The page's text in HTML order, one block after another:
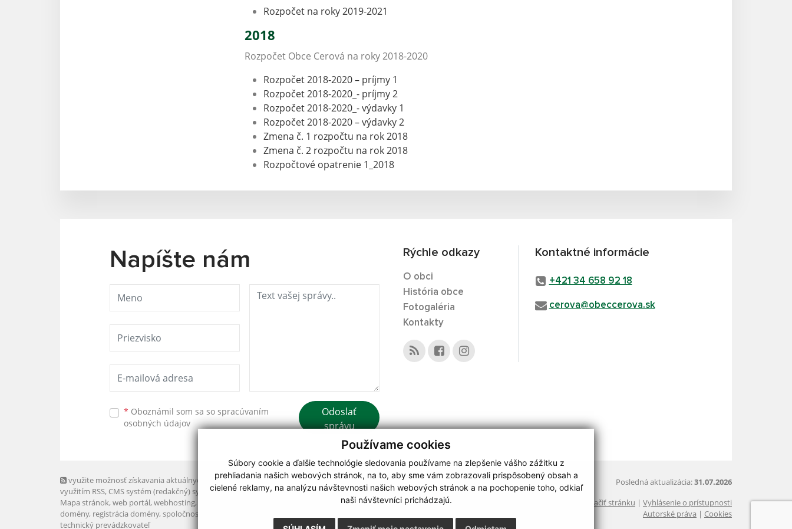
Používame cookies
Súbory cookie a ďalšie technológie sledovania používame na zlepšenie vášho zážitku z
prehliadania našich webových stránok, na to, aby sme vám zobrazovali prispôsobený obsah a
cielené reklamy, na analýzu návštevnosti našich webových stránok a na pochopenie toho, odkiaľ
naši návštevníci prichádzajú.
Rozpočet na roky 2019-2021
2018
Rozpočet Obce Cerová na roky 2018-2020
Rozpočet 2018-2020 – príjmy 1
Rozpočet 2018-2020_- príjmy 2
Rozpočet 2018-2020_- výdavky 1
Rozpočet 2018-2020 – výdavky 2
Zmena č. 1 rozpočtu na rok 2018
Zmena č. 2 rozpočtu na rok 2018
Rozpočtové opatrenie 1_2018
Napíšte nám
* Oboznámil som sa so spracúvaním
osobných údajov
Odoslať
správu
Rýchle odkazy
O obci
História obce
Fotogaléria
Kontakty
Kontaktné informácie
+421 34 658 92 18
cerova@obeccerova.sk
využite možnosť získavania aktuálnych informácií s
využitím RSS, CMS systém (redakčný) systém ECHELON 2,
Mapa stránok, web portál, webhosting,
domény, registrácia domény, spoločnosť webex.digital, s.r.o.
technický prevádzkovateľ
Posledná aktualizácia:31.07.2026
Vytlačiť stránku | Vyhlásenie o prístupnosti
Autorské práva | Cookies
webdesign|